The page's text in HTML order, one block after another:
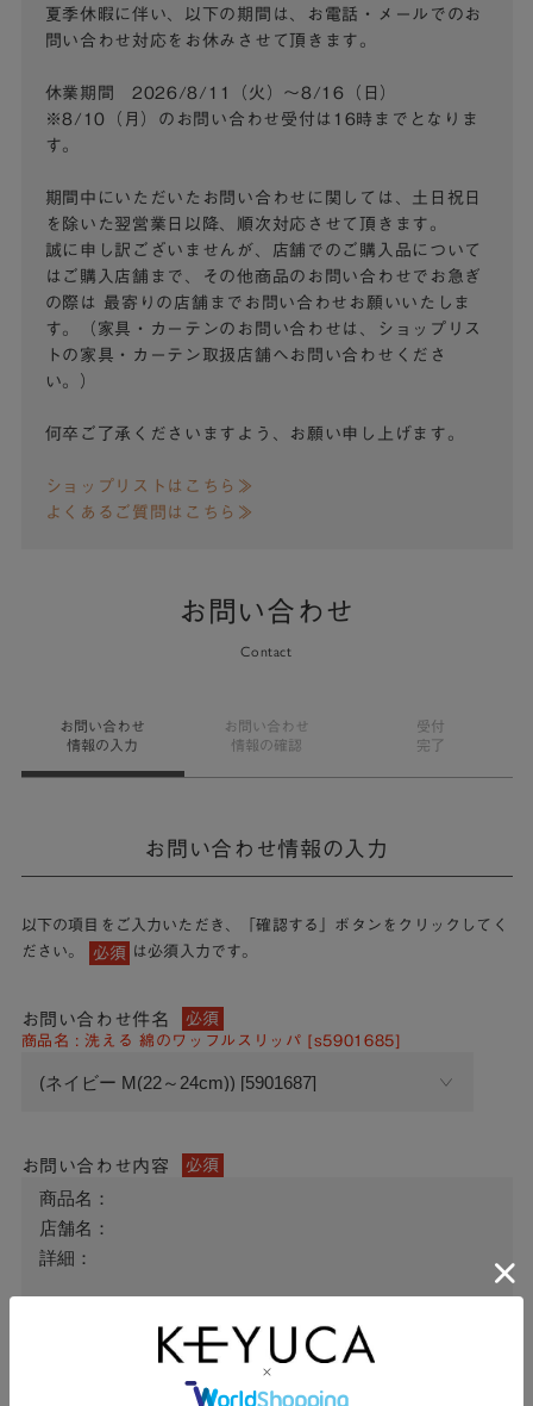
夏季休暇に伴い、以下の期間は、お電話・メールでのお
問い合わせ対応をお休みさせて頂きます。
休業期間 2026/8/11（火）～8/16（日）
※8/10（月）のお問い合わせ受付は16時までとなりま
す。
期間中にいただいたお問い合わせに関しては、土日祝日
を除いた翌営業日以降、順次対応させて頂きます。
誠に申し訳ございませんが、店舗でのご購入品について
はご購入店舗まで、その他商品のお問い合わせでお急ぎ
の際は
最寄りの店舗までお問い合わせお願いいたしま
す。（家具・カーテンのお問い合わせは、ショップリス
トの家具・カーテン取扱店舗へお問い合わせくださ
い。）
何卒ご了承くださいますよう、お願い申し上げます。
ショップリストはこちら≫
よくあるご質問はこちら≫
お問い合わせ
Contact
お問い合わせ
情報の入力
お問い合わせ
情報の確認
受付
完了
お問い合わせ情報の入力
以下の項目をご入力いただき、「確認する」ボタンをクリックしてく
ださい。
必須 は必須入力です。
お問い合わせ件名 必須
商品名 : 洗える 綿のワッフルスリッパ [s5901685]
お問い合わせ内容 必須